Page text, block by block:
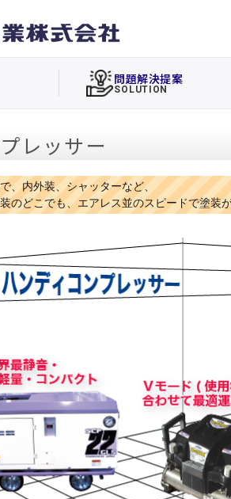
問題解決提案
SOLUTION
レッサー
、内外装、シャッターなど、
のどこでも、エアレス並のスピードで塗装